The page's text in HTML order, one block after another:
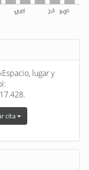
lugar y
cita